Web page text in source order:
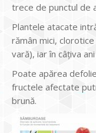
trece de punctul de
Plantele atacate
rămân mici,
vară), iar în câțiva
Poate apărea
fructele afectate
brună.